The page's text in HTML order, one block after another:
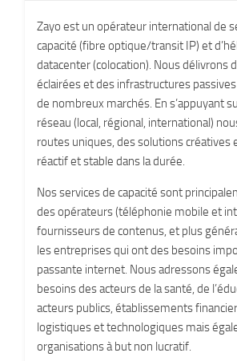
Zayo est un opérateur international de
capacité (fibre optique/transit IP) et
datacenter (colocation). Nous délivrons
éclairées et des infrastructures
de nombreux marchés. En s’appuyant
réseau (local, régional, international)
routes uniques, des solutions créatives
réactif et stable dans la durée.
Nos services de capacité sont
des opérateurs (téléphonie mobile et
fournisseurs de contenus, et plus
les entreprises qui ont des besoins
passante internet. Nous adressons
besoins des acteurs de la santé, de
acteurs publics, établissements
logistiques et technologiques mais
organisations à but non lucratif.